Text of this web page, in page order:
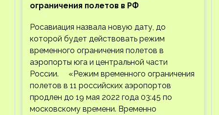
ограничения полетов в РФ
Росавиация назвала новую дату, до
которой будет действовать режим
временного ограничения полетов в
аэропорты юга и центральной части
России. «Режим временного ограничения
полетов в 11 российских аэропортов
продлен до 19 мая 2022 года 03:45 по
московскому времени. Временно